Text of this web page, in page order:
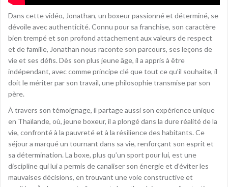
Dans cette vidéo, Jonathan, un boxeur passionné et déterminé, se
dévoile avec authenticité. Connu pour sa franchise, son caractère
bien trempé et son profond attachement aux valeurs de respect
et de famille, Jonathan nous raconte son parcours, ses leçons de
vie et ses défis. Dès son plus jeune âge, il a appris à être
indépendant, avec comme principe clé que tout ce qu’il souhaite, il
doit le mériter par son travail, une philosophie transmise par son
père.
À travers son témoignage, il partage aussi son expérience unique
en Thaïlande, où, jeune boxeur, il a plongé dans la dure réalité de la
vie, confronté à la pauvreté et à la résilience des habitants. Ce
séjour a marqué un tournant dans sa vie, renforçant son esprit et
sa détermination. La boxe, plus qu’un sport pour lui, est une
discipline qui lui a permis de canaliser son énergie et d’éviter les
mauvaises décisions, en trouvant une voie constructive et